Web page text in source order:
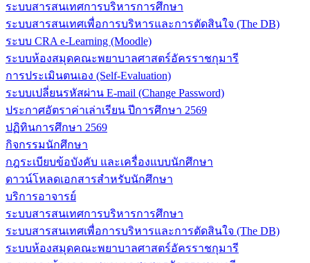
ระบบสารสนเทศการบริหารการศึกษา
ระบบสารสนเทศเพื่อการบริหารและการตัดสินใจ (The DB)
ระบบ CRA e-Learning (Moodle)
ระบบห้องสมุดคณะพยาบาลศาสตร์อัครราชกุมารี
การประเมินตนเอง (Self-Evaluation)
ระบบเปลี่ยนรหัสผ่าน E-mail (Change Password)
ประกาศอัตราค่าเล่าเรียน ปีการศึกษา 2569
ปฏิทินการศึกษา 2569
กิจกรรมนักศึกษา
กฎระเบียบข้อบังคับ และเครื่องแบบนักศึกษา
ดาวน์โหลดเอกสารสำหรับนักศึกษา
บริการอาจารย์
ระบบสารสนเทศการบริหารการศึกษา
ระบบสารสนเทศเพื่อการบริหารและการตัดสินใจ (The DB)
ระบบห้องสมุดคณะพยาบาลศาสตร์อัครราชกุมารี